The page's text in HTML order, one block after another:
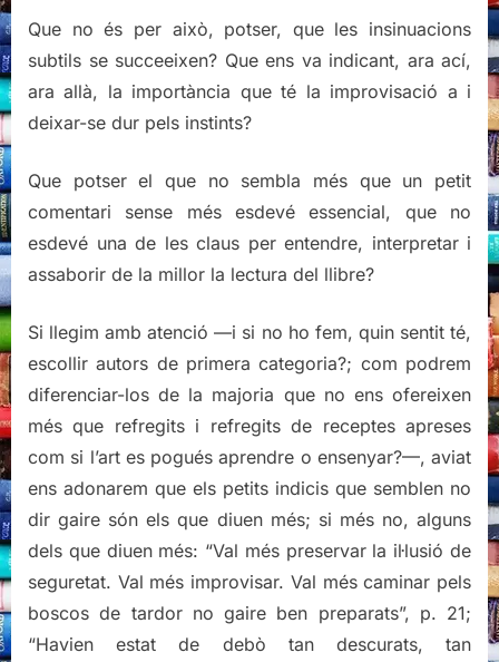
Que no és per això, potser, que les insinuacions
subtils se succeeixen? Que ens va indicant, ara ací,
ara allà, la importància que té la improvisació a i
deixar-se dur pels instints?
Que potser el que no sembla més que un petit
comentari sense més esdevé essencial, que no
esdevé una de les claus per entendre, interpretar i
assaborir de la millor la lectura del llibre?
Si llegim amb atenció —i si no ho fem, quin sentit té,
escollir autors de primera categoria?; com podrem
diferenciar-los de la majoria que no ens ofereixen
més que refregits i refregits de receptes apreses
com si l’art es pogués aprendre o ensenyar?—, aviat
ens adonarem que els petits indicis que semblen no
dir gaire són els que diuen més; si més no, alguns
dels que diuen més: “Val més preservar la il·lusió de
seguretat. Val més improvisar. Val més caminar pels
boscos de tardor no gaire ben preparats”, p. 21;
“Havien estat de debò tan descurats, tan